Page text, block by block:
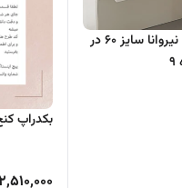
بکدراب عکاسی نیروانا سایز 60 در
بکدراپ کنج